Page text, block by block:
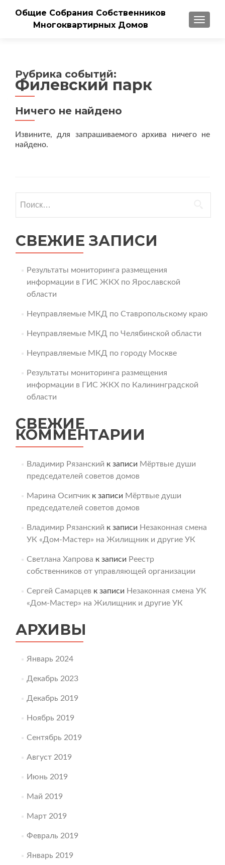
Общие Собрания Собственников
Многоквартирных Домов
Рубрика событий:
Филевский парк
Ничего не найдено
Извините, для запрашиваемого архива ничего не
найдено.
СВЕЖИЕ ЗАПИСИ
Результаты мониторинга размещения
информации в ГИС ЖКХ по Ярославской
области
Неуправляемые МКД по Ставропольскому краю
Неуправляемые МКД по Челябинской области
Неуправляемые МКД по городу Москве
Результаты мониторинга размещения
информации в ГИС ЖКХ по Калининградской
области
СВЕЖИЕ
КОММЕНТАРИИ
Владимир Рязанский к записи Мёртвые души
председателей советов домов
Марина Осипчикк записи Мёртвые души
председателей советов домов
Владимир Рязанский к записи Незаконная смена
УК «Дом-Мастер» на Жилищник и другие УК
Светлана Хапрова к записи Реестр
собственников от управляющей организации
Сергей Самарцевк записи Незаконная смена УК
«Дом-Мастер» на Жилищник и другие УК
АРХИВЫ
Январь 2024
Декабрь 2023
Декабрь 2019
Ноябрь 2019
Сентябрь 2019
Август 2019
Июнь 2019
Май 2019
Март 2019
Февраль 2019
Январь 2019